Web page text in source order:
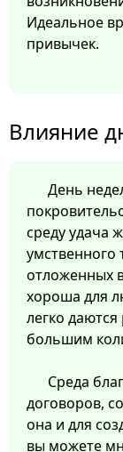
Идеальное
привычек.
Влияние
День
среду удача
умственного
отложенных
хороша для
легко
большим
Среда
договоров,
она и для
вы можете